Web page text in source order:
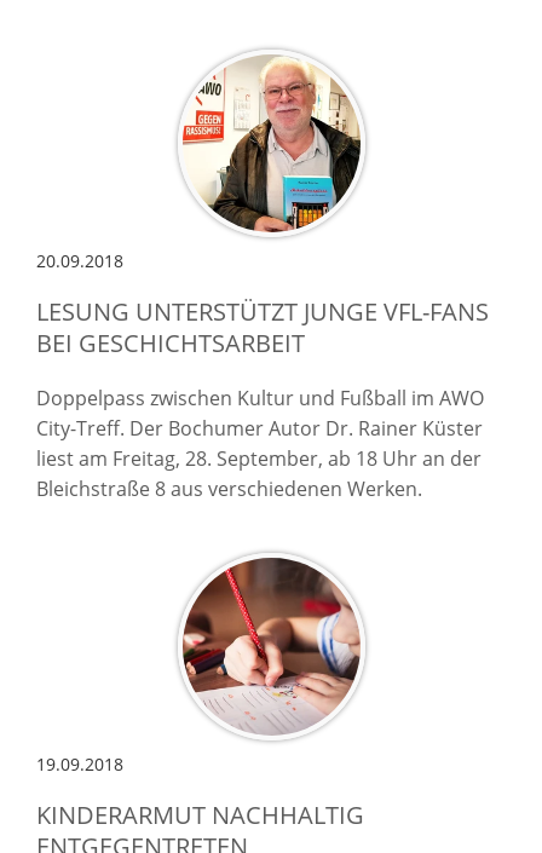
20.09.2018
LESUNG UNTERSTÜTZT JUNGE VFL-FANS
BEI GESCHICHTSARBEIT
Doppelpass zwischen Kultur und Fußball im AWO
City-Treff. Der Bochumer Autor Dr. Rainer Küster
liest am Freitag, 28. September, ab 18 Uhr an der
Bleichstraße 8 aus verschiedenen Werken.
19.09.2018
KINDERARMUT NACHHALTIG
ENTGEGENTRETEN